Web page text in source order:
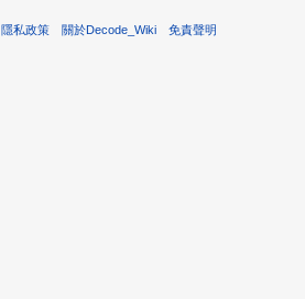
隱私政策 關於Decode_Wiki 免責聲明